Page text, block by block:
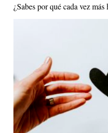
¿Sabes por qué cada vez